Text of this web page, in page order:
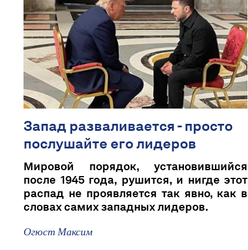
Запад разваливается - просто
послушайте его лидеров
Мировой порядок, установившийся
после 1945 года, рушится, и нигде этот
распад не проявляется так явно, как в
словах самих западных лидеров.
Огюст Максим